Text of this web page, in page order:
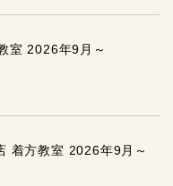
室 2026年9月～
着方教室 2026年9月～